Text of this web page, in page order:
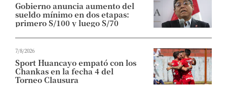
Gobierno anuncia aumento del
sueldo mínimo en dos etapas:
primero S/100 y luego S/70
7/8/2026
Sport Huancayo empató con los
Chankas en la fecha 4 del
Torneo Clausura